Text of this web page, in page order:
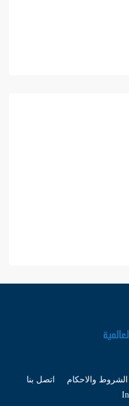
الشروط والاحكام
اتصل بنا